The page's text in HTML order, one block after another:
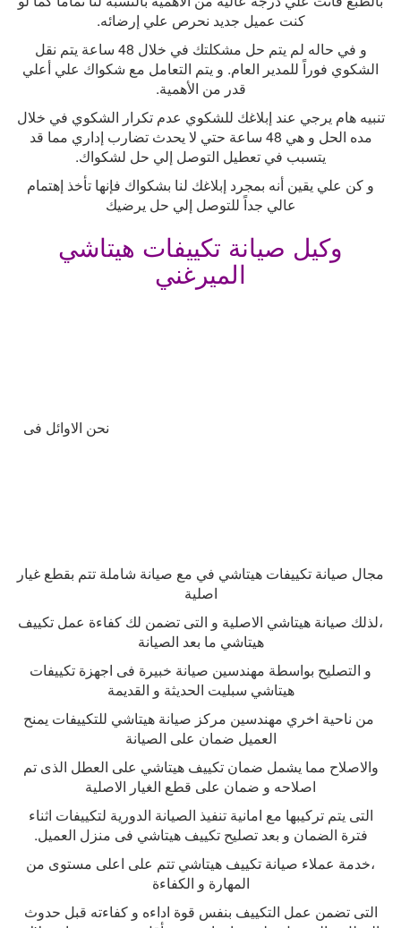
كنت عميل جديد نحرص علي إرضائه.
و في حاله لم يتم حل مشكلتك في خلال 48 ساعة يتم نقل
الشكوي فوراً للمدير العام. و يتم التعامل مع شكواك علي أعلي
قدر من الأهمية.
تنبيه هام يرجي عند إبلاغك للشكوي عدم تكرار الشكوي في خلال
مده الحل و هي 48 ساعة حتي لا يحدث تضارب إداري مما قد
يتسبب في تعطيل التوصل إلي حل لشكواك.
و كن علي يقين أنه بمجرد إبلاغك لنا بشكواك فإنها تأخذ إهتمام
عالي جداً للتوصل إلي حل يرضيك
وكيل صيانة تكييفات هيتاشي
الميرغني
نحن الاوائل فى
مجال صيانة تكييفات هيتاشي في مع صيانة شاملة تتم بقطع غيار
اصلية
،لذلك صيانة هيتاشي الاصلية و التى تضمن لك كفاءة عمل تكييف
هيتاشي ما بعد الصيانة
و التصليح بواسطة مهندسين صيانة خبيرة فى اجهزة تكييفات
هيتاشي سبليت الحديثة و القديمة
من ناحية اخري مهندسين مركز صيانة هيتاشي للتكييفات يمنح
العميل ضمان على الصيانة
والاصلاح مما يشمل ضمان تكييف هيتاشي على العطل الذى تم
اصلاحه و ضمان على قطع الغيار الاصلية
التى يتم تركيبها مع امانية تنفيذ الصيانة الدورية لتكييفات اثناء
فترة الضمان و بعد تصليح تكييف هيتاشي فى منزل العميل.
،خدمة عملاء صيانة تكييف هيتاشي تتم على اعلى مستوى من
المهارة و الكفاءة
التى تضمن عمل التكييف بنفس قوة اداءه و كفاءته قبل حدوث